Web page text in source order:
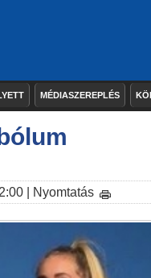
MÉDIASZEREPLÉS
| Nyomtatás